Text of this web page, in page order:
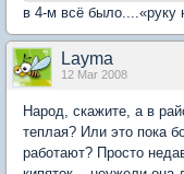
в 4-м всё было....«руку
Layma
12 Mar 2008
Народ, скажите, а в
теплая? Или это пока
работают? Просто